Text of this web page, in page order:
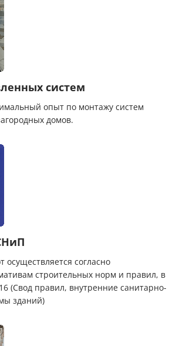
систем
опыт по монтажу систем
домов.
осуществляется согласно
строительных норм и правил, в
(Свод правил, внутренние санитарно-
зданий)